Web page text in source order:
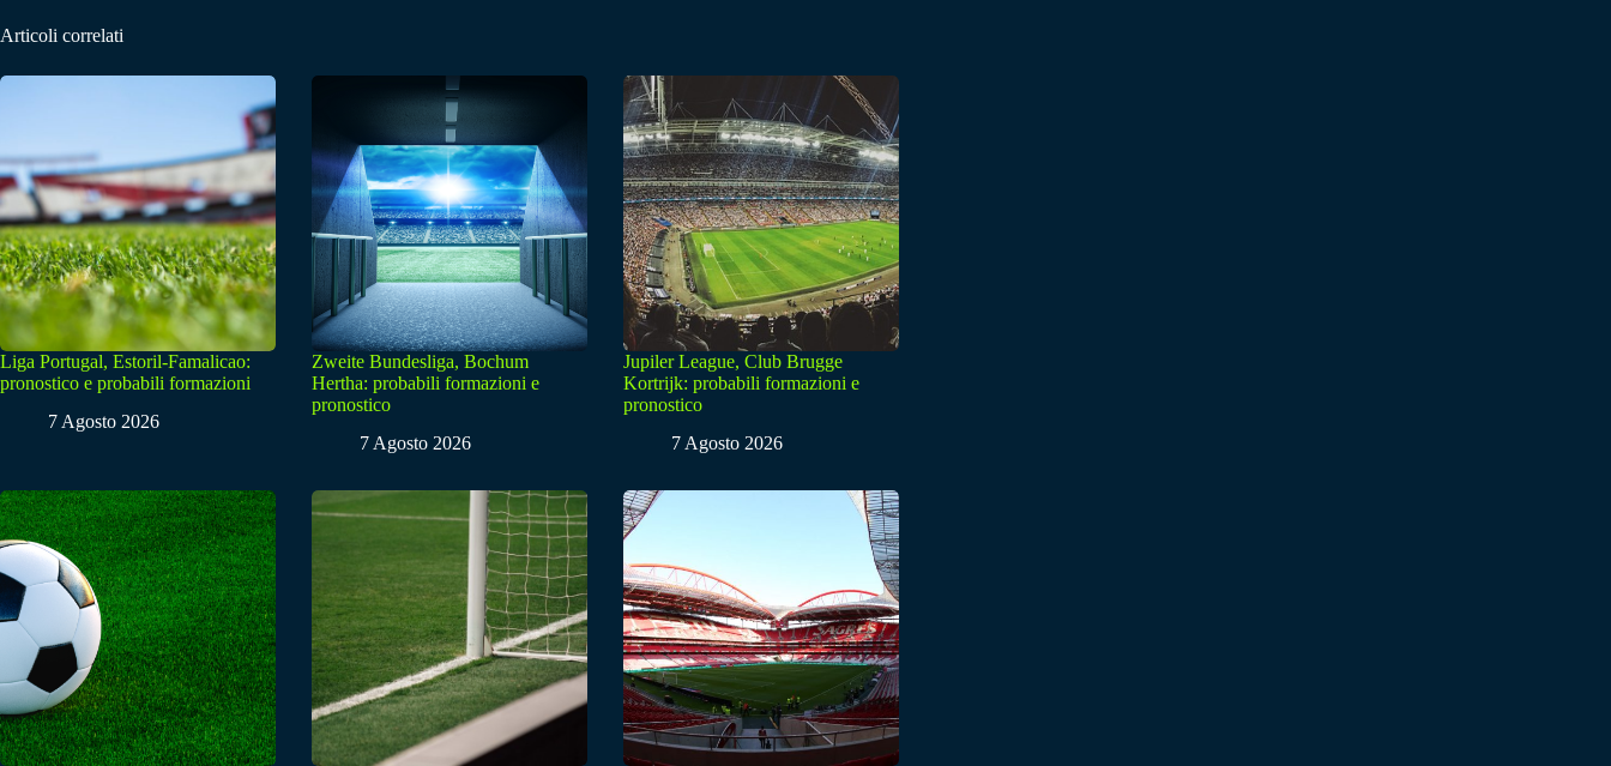
Articoli correlati
Liga Portugal, Estoril-Famalicao:
pronostico e probabili formazioni
7 Agosto 2026
Zweite Bundesliga, Bochum
Hertha: probabili formazioni e
pronostico
7 Agosto 2026
Jupiler League, Club Brugge
Kortrijk: probabili formazioni e
pronostico
7 Agosto 2026